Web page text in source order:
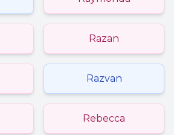
Razan
Razvan
Rebecca